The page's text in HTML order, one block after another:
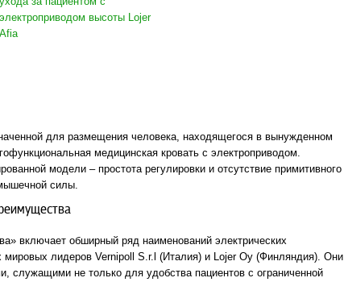
электроприводом высоты Lojer
Afia
для размещения человека, находящегося в вынужденном
медицинская кровать с электроприводом.
модели – простота регулировки и отсутствие примитивного
силы.
включает обширный ряд наименований электрических
мировых лидеров Vernipoll S.r.l (Италия) и Lojer Oy (Финляндия). Они
служащими не только для удобства пациентов с ограниченной